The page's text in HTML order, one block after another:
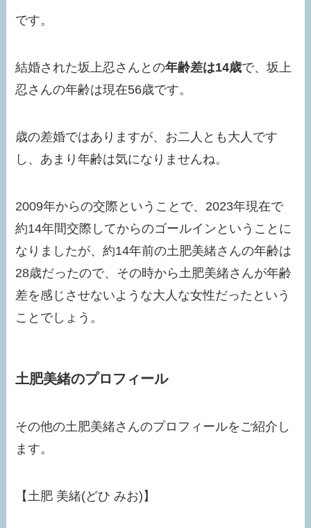
です。
結婚された坂上忍さんとの年齢差は14歳で、坂上
忍さんの年齢は現在56歳です。
歳の差婚ではありますが、お二人とも大人です
し、あまり年齢は気になりませんね。
2009年からの交際ということで、2023年現在で
約14年間交際してからのゴールインということに
なりましたが、約14年前の土肥美緒さんの年齢は
28歳だったので、その時から土肥美緒さんが年齢
差を感じさせないような大人な女性だったという
ことでしょう。
土肥美緒のプロフィール
その他の土肥美緒さんのプロフィールをご紹介し
ます。
【土肥 美緒(どひ みお)】